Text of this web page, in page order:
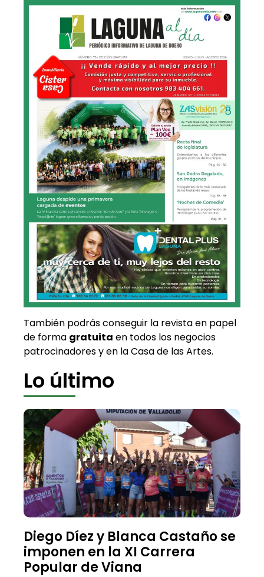
También podrás conseguir la revista en papel
de forma gratuita en todos los negocios
patrocinadores y en la Casa de las Artes.
Lo último
Diego Díez y Blanca Castaño se
imponen en la XI Carrera
Popular de Viana